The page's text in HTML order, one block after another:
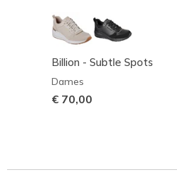
Billion - Subtle Spots
Dames
€ 70,00